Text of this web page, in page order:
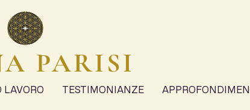
PARISI
LAVORO TESTIMONIANZE